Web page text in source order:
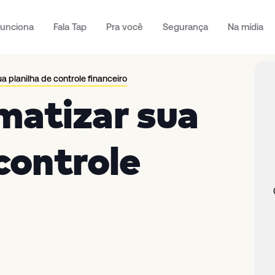
Fala Tap Pra você Segurança Na mídia
planilha de controle financeiro
sua